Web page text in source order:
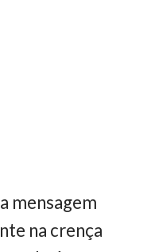
mensagem
na crença